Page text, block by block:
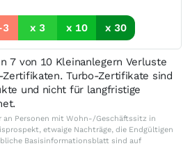
3 x 3 x 10 x 30
7 von 10 Kleinanlegern Verluste
Turbo-Zertifikate sind
und nicht für langfristige
an Personen mit Wohn-/Geschäftssitz in
etwaige Nachträge, die Endgültigen
Basisinformationsblatt sind auf